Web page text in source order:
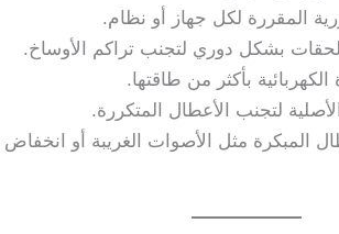
المقررة لكل جهاز أو نظام.
بشكل دوري لتجنب تراكم الأوساخ.
بأكثر من طاقتها.
لتجنب الأعطال المتكررة.
المبكرة مثل الأصوات الغريبة أو انخفاض